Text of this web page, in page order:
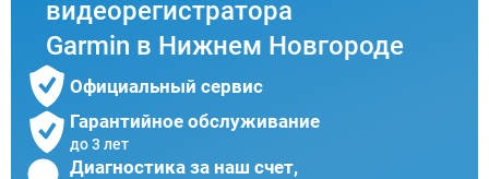
видеорегистратора
Garmin в Нижнем Новгороде
Официальный сервис
Гарантийное обслуживание
до 3 лет
Диагностика за наш счет,